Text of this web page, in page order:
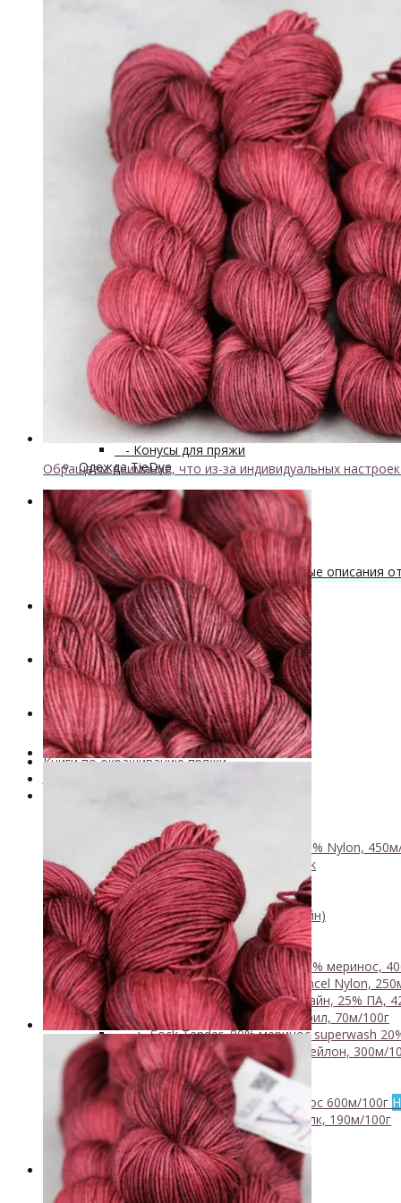
↘ KidLace, 70% Kid Mohair 30% Nylon,
↘ KidSilk, Super Kid Mohair Silk
↘ Альпака
- Мериносовая шерсть+
↘ Bliss 350м/100г (экстрафайн)
↘ Mavka, 220м/100г
- Пряжа смешанных составов+
↘ Charisma, 10% кашемир 90%
↘ Kable Aquarelle, Merino Tencel Nylon,
↘ Like, 75% меринос эстрафайн, 25%
↘ Nice, 50% Шерсть 50% Акрил, 70м/
↘ Sock Tender, 80% меринос
↘ Sock, 75% Меринос 25% Нейлон,
- Хлопок
- Шелк+
↘ Cleo 50% шелк 50% меринос 600м/
↘ Бурет, 100% буретный шелк, 190м/
- Шерсть 100%
- Шерсть ягненка
Бобинная пряжа+
- Альпака
- Кашемир
- Мериносовая шерсть
- Пряжа с кид мохером
Мастер-классы и описания вязаных изделий
Инструменты и аксессуары+
- Конусы для пряжи
Одежда TieDye
Блог о вязании
Бесплатные описания моделей
Вязальные лайфхаки
Галерея вязаных изделий и бесплатные описания
Скидки
Новинки
. . .
Книги по окрашиванию пряжи
- Кид мохер, альпака
↘ KidLace, 70% Kid Mohair 30% Nylon,
↘ KidSilk, Super Kid Mohair Silk
↘ Альпака
- Мериносовая шерсть+
↘ Bliss 350м/100г (экстрафайн)
↘ Mavka, 220м/100г
- Пряжа смешанных составов+
↘ Charisma, 10% кашемир 90% меринос,
↘ Kable Aquarelle, Merino Tencel Nylon,
↘ Like, 75% меринос эстрафайн, 25% ПА,
↘ Nice, 50% Шерсть 50% Акрил, 70м/100г
↘ Sock Tender, 80% меринос superwash
↘ Sock, 75% Меринос 25% Нейлон, 300м/
- Хлопок
- Шелк
↘ Cleo 50% шелк 50% меринос 600м/100г
↘ Бурет, 100% буретный шелк, 190м/100г
- Шерсть 100%
- Шерсть ягненка
Бобинная пряжа+
- Альпака
Обращаем внимание, что из-за индивидуальных